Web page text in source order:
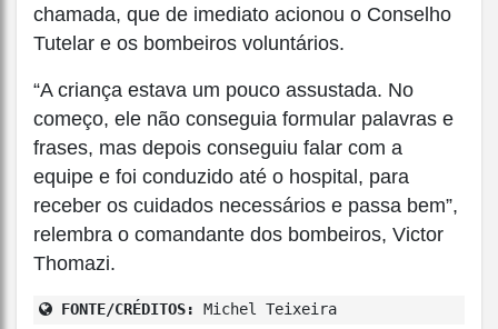
chamada, que de imediato acionou o Conselho
Tutelar e os bombeiros voluntários.
“A criança estava um pouco assustada. No
começo, ele não conseguia formular palavras e
frases, mas depois conseguiu falar com a
equipe e foi conduzido até o hospital, para
receber os cuidados necessários e passa bem”,
relembra o comandante dos bombeiros, Victor
Thomazi.
FONTE/CRÉDITOS: Michel Teixeira